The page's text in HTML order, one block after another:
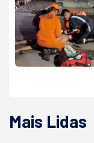
Mais Lidas